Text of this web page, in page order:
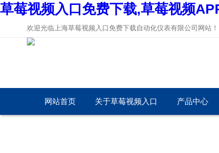
草莓视频入口免费下载,草莓视频
欢迎光临上海草莓视频入口免费下载自动化仪表有限公司网站！
网站首页 关于草莓视频入口 产品中心